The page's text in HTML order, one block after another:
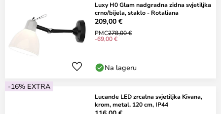
Luxy H0 Glam nadgradna zidna svjetiljka
crno/bijela, staklo - Rotaliana
209,00 €
PMC278,00 €
-69,00 €
Na lageru
-16% EXTRA
Lucande LED zrcalna svjetiljka Kivana,
krom, metal, 120 cm, IP44